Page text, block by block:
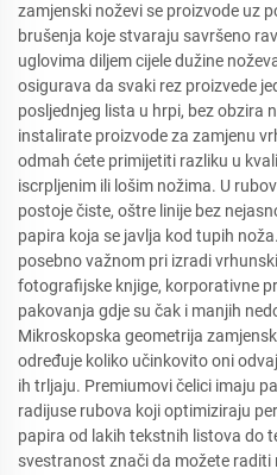
zamjenski noževi se proizvode uz
brušenja koje stvaraju savršeno
uglovima diljem cijele dužine
osigurava da svaki rez proizvede
posljednjeg lista u hrpi, bez obzira
instalirate proizvode za zamjenu
odmah ćete primijetiti razliku u
iscrpljenim ili lošim nožima. U
postoje čiste, oštre linije bez
papira koja se javlja kod tupih
posebno važnom pri izradi
fotografijske knjige, korporativne
pakovanja gdje su čak i manjih
Mikroskopska geometrija
određuje koliko učinkovito oni
ih trljaju. Premiumovi čelici imaju
radijuse rubova koji optimiziraju
papira od lakih tekstnih listova do
svestranost znači da možete